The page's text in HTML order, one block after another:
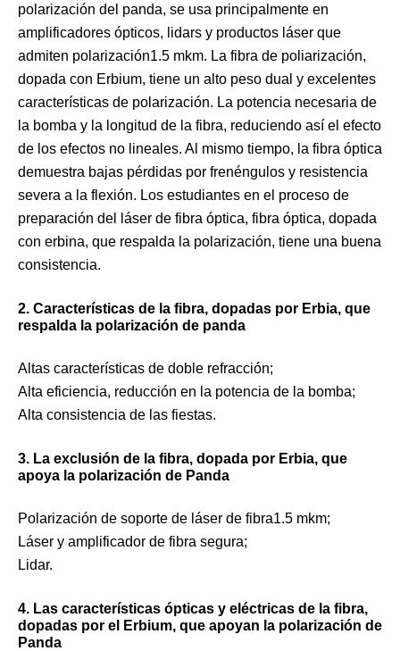
polarización del panda, se usa principalmente en
amplificadores ópticos, lidars y productos láser que
admiten polarización1.5 mkm. La fibra de poliarización,
dopada con Erbium, tiene un alto peso dual y excelentes
características de polarización. La potencia necesaria de
la bomba y la longitud de la fibra, reduciendo así el efecto
de los efectos no lineales. Al mismo tiempo, la fibra óptica
demuestra bajas pérdidas por frenéngulos y resistencia
severa a la flexión. Los estudiantes en el proceso de
preparación del láser de fibra óptica, fibra óptica, dopada
con erbina, que respalda la polarización, tiene una buena
consistencia.
2. Características de la fibra, dopadas por Erbia, que
respalda la polarización de panda
Altas características de doble refracción;
Alta eficiencia, reducción en la potencia de la bomba;
Alta consistencia de las fiestas.
3. La exclusión de la fibra, dopada por Erbia, que
apoya la polarización de Panda
Polarización de soporte de láser de fibra1.5 mkm;
Láser y amplificador de fibra segura;
Lidar.
4. Las características ópticas y eléctricas de la fibra,
dopadas por el Erbium, que apoyan la polarización de
Panda